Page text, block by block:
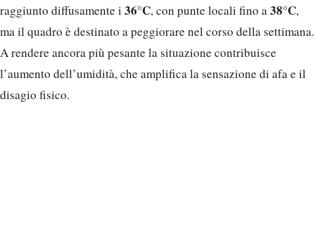
raggiunto diffusamente i 36°C, con punte locali fino a38°C,
ma il quadro è destinato a peggiorare nel corso della settimana.
A rendere ancora più pesante la situazione contribuisce
l’aumento dell’umidità, che amplifica la sensazione di afa e il
disagio fisico.